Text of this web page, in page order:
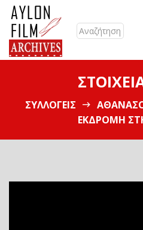
ΣΥΛΛΟΓΕΊΣ
ΕΚΔΡΟΜΉ